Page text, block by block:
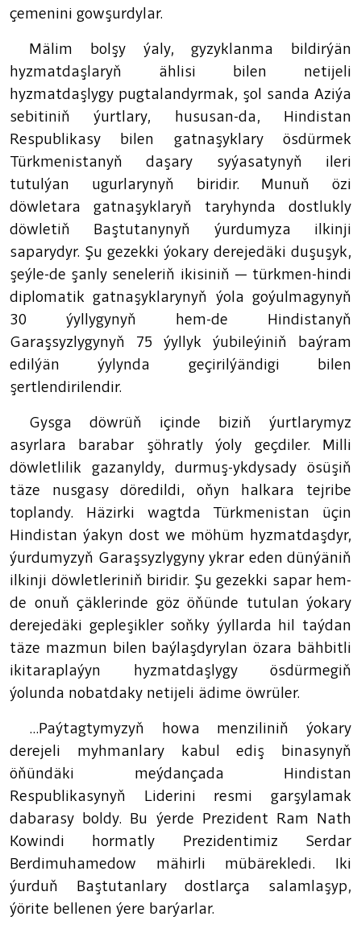
çemenini gowşurdylar.
Mälim bolşy ýaly, gyzyklanma bildirýän
hyzmatdaşlaryň ählisi bilen netijeli
hyzmatdaşlygy pugtalandyrmak, şol sanda Aziýa
sebitiniň ýurtlary, hususan-da, Hindistan
Respublikasy bilen gatnaşyklary ösdürmek
Türkmenistanyň daşary syýasatynyň ileri
tutulýan ugurlarynyň biridir. Munuň özi
döwletara gatnaşyklaryň taryhynda dostlukly
döwletiň Baştutanynyň ýurdumyza ilkinji
saparydyr. Şu gezekki ýokary derejedäki duşuşyk,
şeýle-de şanly seneleriň ikisiniň — türkmen-hindi
diplomatik gatnaşyklarynyň ýola goýulmagynyň
30 ýyllygynyň hem-de Hindistanyň
Garaşsyzlygynyň 75 ýyllyk ýubileýiniň baýram
edilýän ýylynda geçirilýändigi bilen
şertlendirilendir.
Gysga döwrüň içinde biziň ýurtlarymyz
asyrlara barabar şöhratly ýoly geçdiler. Milli
döwletlilik gazanyldy, durmuş-ykdysady ösüşiň
täze nusgasy döredildi, oňyn halkara tejribe
toplandy. Häzirki wagtda Türkmenistan üçin
Hindistan ýakyn dost we möhüm hyzmatdaşdyr,
ýurdumyzyň Garaşsyzlygyny ykrar eden dünýäniň
ilkinji döwletleriniň biridir. Şu gezekki sapar hem-
de onuň çäklerinde göz öňünde tutulan ýokary
derejedäki gepleşikler soňky ýyllarda hil taýdan
täze mazmun bilen baýlaşdyrylan özara bähbitli
ikitaraplaýyn hyzmatdaşlygy ösdürmegiň
ýolunda nobatdaky netijeli ädime öwrüler.
...Paýtagtymyzyň howa menziliniň ýokary
derejeli myhmanlary kabul ediş binasynyň
öňündäki meýdançada Hindistan
Respublikasynyň Liderini resmi garşylamak
dabarasy boldy. Bu ýerde Prezident Ram Nath
Kowindi hormatly Prezidentimiz Serdar
Berdimuhamedow mähirli mübärekledi. Iki
ýurduň Baştutanlary dostlarça salamlaşyp,
ýörite bellenen ýere barýarlar.